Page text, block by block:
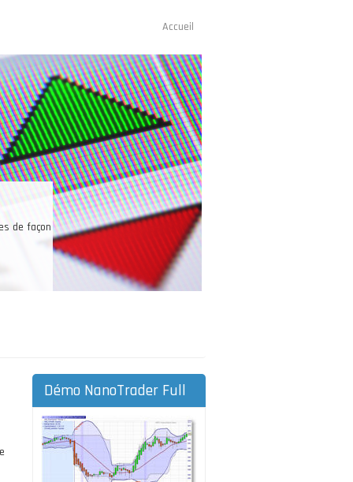
principale
Accueil
de
Démo NanoTrader Full